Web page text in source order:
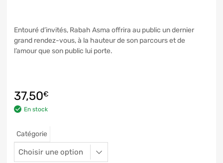
Entouré d’invités, Rabah Asma offrira au public un dernier
grand rendez-vous, à la hauteur de son parcours et de
l’amour que son public lui porte.
37,50€
En stock
Catégorie